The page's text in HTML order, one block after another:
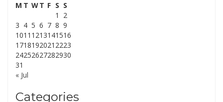
M T WT F S S
« Jul
1
2
3 4 5 6 7 8 9
1011 1213141516
1718192021 2223
24252627282930
31
Categories